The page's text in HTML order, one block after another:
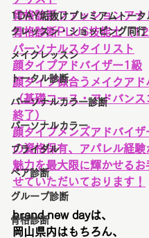
1DAY垢抜けプレミアムトータ
クレッスン・ショッピング同行
メイクレッスン
トータル診断
パーソナルカラー診断
パーソナルカラー
ブライダル
ペア診断
グループ診断
骨格診断
骨格診断ファッションアナ
骨格診断PLUS技能士（12
パーソナルスタイリスト
顔タイプアドバイザー1級
顔タイプ似合うメイクアド
（基礎コース・アドバンス
終了）
顔タイプメンズアドバイザ
の資格保有、アパレル経験
魅力を最大限に輝かせるお
せていただいております！
brand new dayは、
岡山県内はもちろん、